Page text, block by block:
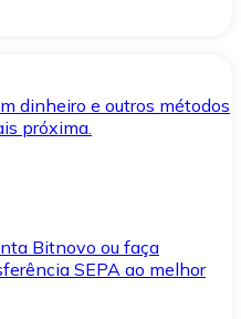
dinheiro e outros métodos
próxima.
Bitnovo ou faça
SEPA ao melhor